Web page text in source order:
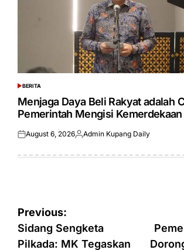
POSTED
IN
BERITA
Menjaga Daya Beli Rakyat adalah
Pemerintah Mengisi Kemerdekaan
Posted
August 6, 2026Posted
Admin Kupang Daily
Post
navigation
Previous:
Sidang Sengketa
Pilkada: MK Tegaskan